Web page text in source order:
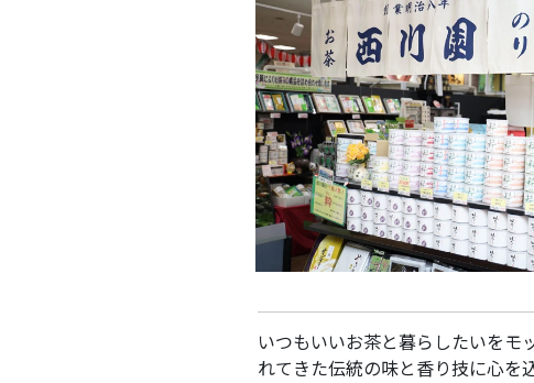
いつもいいお茶と暮らしたいをモ
れてきた伝統の味と香り技に心を